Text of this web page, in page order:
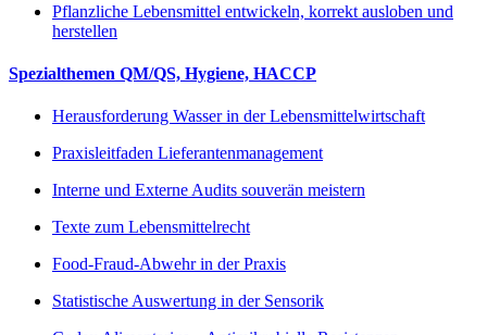
Pflanzliche Lebensmittel entwickeln, korrekt ausloben und
herstellen
Spezialthemen QM/QS, Hygiene, HACCP
Herausforderung Wasser in der Lebensmittelwirtschaft
Praxisleitfaden Lieferantenmanagement
Interne und Externe Audits souverän meistern
Texte zum Lebensmittelrecht
Food-Fraud-Abwehr in der Praxis
Statistische Auswertung in der Sensorik